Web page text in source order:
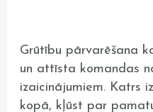
Grūtību pārvarēšana
un attīsta komandas
izaicinājumiem. Katrs
kopā, kļūst par